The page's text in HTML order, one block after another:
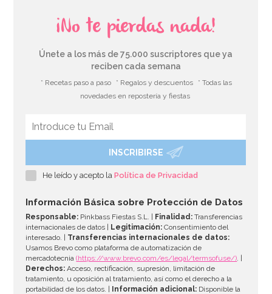
¡No te pierdas nada!
Únete a los más de 75.000 suscriptores que ya
reciben cada semana
* Recetas paso a paso * Regalos y descuentos
* Todas las
novedades en repostería y fiestas
INSCRIBIRSE
He leído y acepto laPolítica de Privacidad
Información Básica sobre Protección de Datos
Responsable: Pinkbass Fiestas S.L. | Finalidad: Transferencias
internacionales de datos |
Legitimación: Consentimiento del
interesado. | Transferencias internacionales de datos:
Usamos Brevo como plataforma de automatización de
mercadotecnia(https://www.brevo.com/es/legal/termsofuse/). |
Derechos: Acceso, rectificación, supresión, limitación de
tratamiento, u oposición al tratamiento, así como el derecho a la
portabilidad de los datos. |
Información adicional: Disponible la